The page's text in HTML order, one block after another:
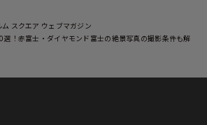
ム スクエア ウェブマガジン
選！赤富士・ダイヤモンド富士の絶景写真の撮影条件も解